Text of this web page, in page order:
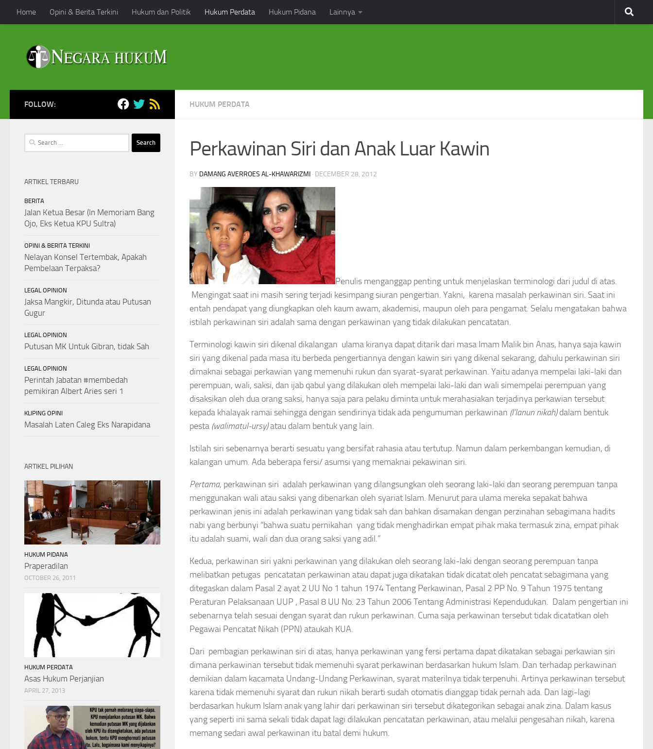
Skip to content
Home Opini & Berita Terkini Hukum dan Politik Hukum Perdata Hukum Pidana Lainnya
HUKUM PERDATA
Perkawinan Siri dan Anak Luar Kawin
BY DAMANG AVERROES AL-KHAWARIZMI · DECEMBER 28, 2012
Penulis menganggap penting untuk menjelaskan terminologi dari judul di atas.
Mengingat saat ini masih sering terjadi kesimpang siuran pengertian. Yakni, karena masalah perkawinan siri. Saat ini
entah pendapat yang diungkapkan oleh kaum awam, akademisi, maupun oleh para pengamat. Selalu mengatakan bahwa
istilah perkawinan siri adalah sama dengan perkawinan yang tidak dilakukan pencatatan.
Terminologi kawin siri dikenal dikalangan ulama kiranya dapat ditarik dari masa Imam Malik bin Anas, hanya saja kawin
siri yang dikenal pada masa itu berbeda pengertiannya dengan kawin siri yang dikenal sekarang, dahulu perkawinan siri
dimaknai sebagai perkawian yang memenuhi rukun dan syarat-syarat perkawinan. Yaitu adanya mempelai laki-laki dan
perempuan, wali, saksi, dan ijab qabul yang dilakukan oleh mempelai laki-laki dan wali simempelai perempuan yang
disaksikan oleh dua orang saksi, hanya saja para pelaku diminta untuk merahasiakan terjadinya perkawian tersebut
kepada khalayak ramai sehingga dengan sendirinya tidak ada pengumuman perkawinan (I’lanun nikah)dalam bentuk
pesta (walimatul-ursy)atau dalam bentuk yang lain.
Istilah siri sebenarnya berarti sesuatu yang bersifat rahasia atau tertutup. Namun dalam perkembangan kemudian, di
kalangan umum. Ada beberapa fersi/ asumsi yang memaknai pekawinan siri.
Pertama, perkawinan siri adalah perkawinan yang dilangsungkan oleh seorang laki-laki dan seorang perempuan tanpa
menggunakan wali atau saksi yang dibenarkan oleh syariat Islam. Menurut para ulama mereka sepakat bahwa
perkawinan jenis ini adalah perkawinan yang tidak sah dan bahkan disamakan dengan perzinahan sebagimana hadits
nabi yang berbunyi “bahwa suatu pernikahan yang tidak menghadirkan empat pihak maka termasuk zina, empat pihak
itu adalah suami, wali dan dua orang saksi yang adil.”
Kedua, perkawinan siri yakni perkawinan yang dilakukan oleh seorang laki-laki dengan seorang perempuan tanpa
melibatkan petugas pencatatan perkawinan atau dapat juga dikatakan tidak dicatat oleh pencatat sebagimana yang
ditegaskan dalam Pasal 2 ayat 2 UU No 1 tahun 1974 Tentang Perkawinan, Pasal 2 PP No. 9 Tahun 1975 tentang
Peraturan Pelaksanaan UUP , Pasal 8 UU No. 23 Tahun 2006 Tentang Administrasi Kependudukan. Dalam pengertian ini
sebenarnya telah sesuai dengan syarat dan rukun perkawinan. Cuma saja perkawinan tersebut tidak dicatatkan oleh
Pegawai Pencatat Nikah (PPN) ataukah KUA.
Dari pembagian perkawinan siri di atas, hanya perkawinan yang fersi pertama dapat dikatakan sebagai perkawian siri
dimana perkawinan tersebut tidak memenuhi syarat perkawinan berdasarkan hukum Islam. Dan terhadap perkawinan
demikian dalam kacamata Undang-Undang Perkawinan, syarat materilnya tidak terpenuhi. Artinya perkawinan tersebut
karena tidak memenuhi syarat dan rukun nikah berarti sudah otomatis dianggap tidak pernah ada. Dan lagi-lagi
berdasarkan hukum Islam anak yang lahir dari perkawinan siri tersebut dikategorikan sebagai anak zina. Dalam kasus
yang seperti ini sama sekali tidak dapat lagi dilakukan pencatatan perkawinan, atau melalui pengesahan nikah, karena
memang sedari awal perkawinan itu batal demi hukum.
FOLLOW:
Search
for:
ARTIKEL TERBARU
BERITA
Jalan Ketua Besar (In Memoriam Bang
Ojo, Eks Ketua KPU Sultra)
OPINI & BERITA TERKINI
Nelayan Konsel Tertembak, Apakah
Pembelaan Terpaksa?
LEGAL OPINION
Jaksa Mangkir, Ditunda atau Putusan
Gugur
LEGAL OPINION
Putusan MK Untuk Gibran, tidak Sah
LEGAL OPINION
Perintah Jabatan #membedah
pemikiran Albert Aries seri 1
KLIPING OPINI
Masalah Laten Caleg Eks Narapidana
ARTIKEL PILIHAN
HUKUM PIDANA
Praperadilan
OCTOBER 26, 2011
HUKUM PERDATA
Asas Hukum Perjanjian
APRIL 27, 2013